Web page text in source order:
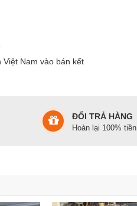
Nam vào bán kết
ĐỔI TRẢ HÀNG
Hoàn lại 100% tiền